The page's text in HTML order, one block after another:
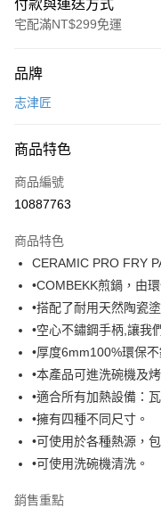
付款與運送方式
宅配滿NT$299免運
信用卡一次付款
Apple Pay
悠遊付
全盈+PAY
大哥付你分期
相關說明
【大哥付你分期使用說明】
1.本服務由台灣大哥大提供
2.付款方式選擇「大哥付你分
流程，驗證手機門號後，選
成交易。
3.實際核准額度、可分期數
4.訂單成立30分鐘內，如未
消。如遇「轉專審核」未通
【繳款方式說明】
醒簡訊。
ATM付款
運送方式
宅配【父親節大回饋】限
每筆NT$150，滿
品牌
志津匠
商品特色
商品編號
10887763
商品特色
CERAMIC PRO FRY
•COMBEKK煎鍋，由
•搭配了耐用天然陶瓷
•空心不鏽鋼手柄,讓我
•厚度6mm100%環保
•本產品可進洗碗機及烤
•適合所有加熱設備：
•擁有四種不同尺寸。
•可使用於各種熱源，
•可使用洗碗機清洗。
銷售重點